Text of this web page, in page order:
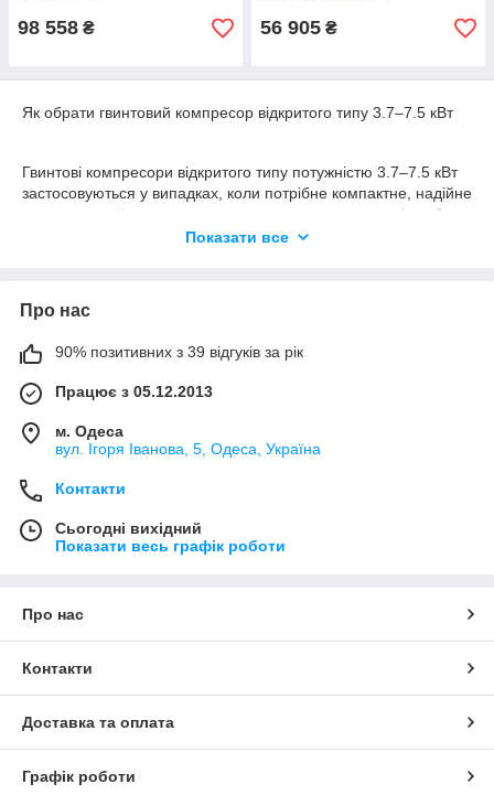
98 558 ₴ 56 905 ₴
Як обрати гвинтовий компресор відкритого типу 3.7–7.5 кВт
Гвинтові компресори відкритого типу потужністю 3.7–7.5 кВт
застосовуються у випадках, коли потрібне компактне, надійне
та доступне рішення для отримання стисненого повітря без
необхідності в шумозахисному кожусі.
забезпечують стабільнішу подачу повітря, менший рівень
частих зупинок.
враховувати умови встановлення, допустимий рівень шуму,
витрату повітря та режим експлуатації. Залежно від завдань
доступні моделі з фіксованою швидкістю або з частотним
перетворювачем для оптимізації енергоспоживання.
Наші спеціалісти допоможуть підібрати оптимальну модель
📞 Консультація та підбір — за телефоном.
Показати все
Про нас
90% позитивних з 39 відгуків за рік
Працює з 05.12.2013
м. Одеса
вул. Ігоря Іванова, 5, Одеса, Україна
Контакти
Сьогодні вихідний
Показати весь графік роботи
Про нас
Контакти
Доставка та оплата
Графік роботи